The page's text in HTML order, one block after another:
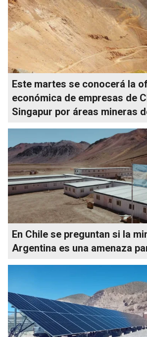
Este martes se conocerá la
económica de empresas de
Singapur por áreas mineras
En Chile se preguntan si la
Argentina es una amenaza